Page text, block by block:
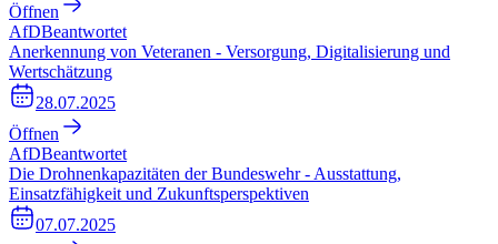
Öffnen
AfDBeantwortet
Anerkennung von Veteranen - Versorgung, Digitalisierung und
Wertschätzung
28.07.2025
Öffnen
AfDBeantwortet
Die Drohnenkapazitäten der Bundeswehr - Ausstattung,
Einsatzfähigkeit und Zukunftsperspektiven
07.07.2025